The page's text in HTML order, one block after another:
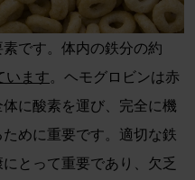
です。体内の鉄分の約
います。ヘモグロビンは赤
に酸素を運び、完全に機
めに重要です。適切な鉄
とって重要であり、欠乏